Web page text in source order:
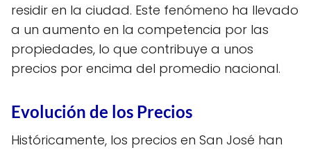
residir en la ciudad. Este fenómeno ha llevado
a un aumento en la competencia por las
propiedades, lo que contribuye a unos
precios por encima del promedio nacional.
Evolución de los Precios
Históricamente, los precios en San José han